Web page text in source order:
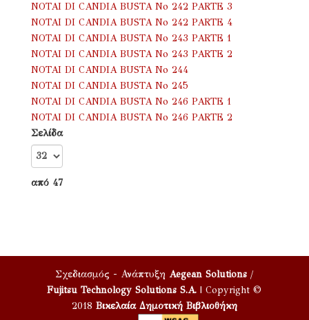
NOTAI DI CANDIA BUSTA No 242 PARTE 3
NOTAI DI CANDIA BUSTA No 242 PARTE 4
NOTAI DI CANDIA BUSTA No 243 PARTE 1
NOTAI DI CANDIA BUSTA No 243 PARTE 2
NOTAI DI CANDIA BUSTA No 244
NOTAI DI CANDIA BUSTA No 245
NOTAI DI CANDIA BUSTA No 246 PARTE 1
NOTAI DI CANDIA BUSTA No 246 PARTE 2
Σελίδα
από 47
Σχεδιασμός - Ανάπτυξη Aegean Solutions /
Fujitsu Technology Solutions S.A. | Copyright ©
2018 Βικελαία Δημοτική Βιβλιοθήκη